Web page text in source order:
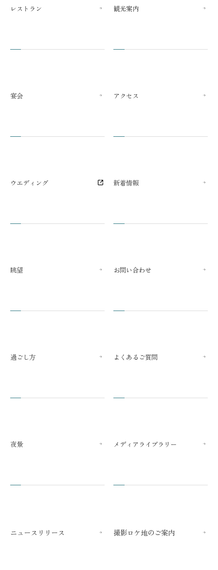
レストラン
宴会
ウエディング
眺望
過ごし方
夜景
観光案内
アクセス
新着情報
お問い合わせ
よくあるご質問
メディアライブラリー
ニュースリリース 撮影ロケ地のご案内